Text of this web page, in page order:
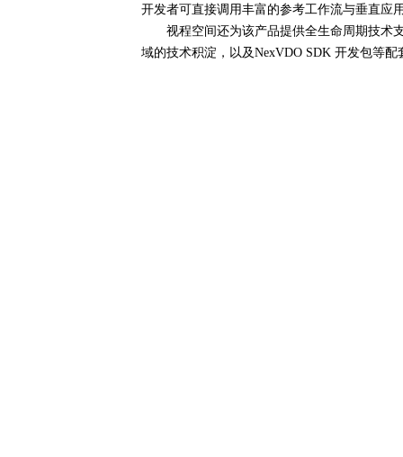
开发者可直接调用丰富的参考工作流与垂直应
视程空间还为该产品提供全生命周期技术支
域的技术积淀，以及NexVDO SDK 开发包等配